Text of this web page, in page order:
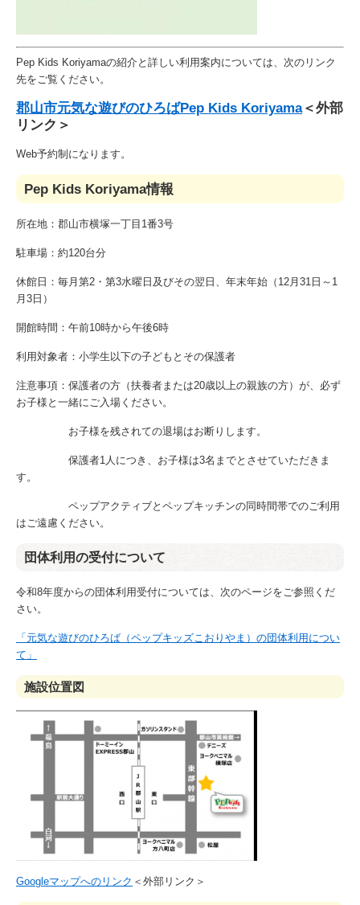
Pep Kids Koriyamaの紹介と詳しい利用案内については、次のリンク
先をご覧ください。
郡山市元気な遊びのひろばPep Kids Koriyama＜外部
リンク＞
Web予約制になります。
Pep Kids Koriyama情報
所在地：郡山市横塚一丁目1番3号
駐車場：約120台分
休館日：毎月第2・第3水曜日及びその翌日、年末年始（12月31日～1
月3日）
開館時間：午前10時から午後6時
利用対象者：小学生以下の子どもとその保護者
注意事項：保護者の方（扶養者または20歳以上の親族の方）が、必ず
お子様と一緒にご入場ください。
お子様を残されての退場はお断りします。
保護者1人につき、お子様は3名までとさせていただきま
す。
ペップアクティブとペップキッチンの同時間帯でのご利用
はご遠慮ください。
団体利用の受付について
令和8年度からの団体利用受付については、次のページをご参照くだ
さい。
「元気な遊びのひろば（ペップキッズこおりやま）の団体利用につい
て」
施設位置図
Googleマップへのリンク ＜外部リンク＞